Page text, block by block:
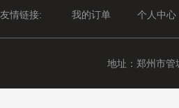
友情链接: 我的订单 个人中心
地址：郑州市管